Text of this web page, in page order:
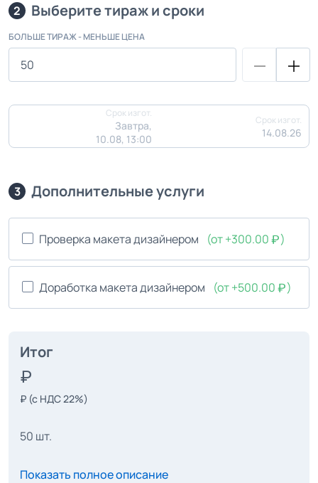
2 Выберите тираж и сроки
БОЛЬШЕ ТИРАЖ - МЕНЬШЕ ЦЕНА
Срок изгот.
Завтра,
10.08, 13:00
Срок изгот.
14.08.26
3 Дополнительные услуги
Проверка макета дизайнером (от +300.00 )
Доработка макета дизайнером (от +500.00 )
Итог
₽ (с НДС 22%)
50 шт.
Показать полное описание